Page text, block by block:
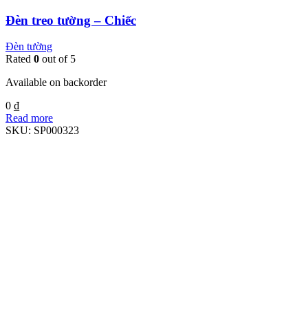
Đèn treo tường – Chiếc
Đèn tường
Rated 0 out of 5
Available on backorder
0 ₫
Read more
SKU: SP000323